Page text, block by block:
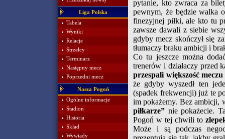
Liga Polska
Tabela
Wyniki
Relacje
Strzelcy
Terminarz
Następny mecz
Poprzedni mecz
Nasza Pogoń
Ogólne informacje
Stadion
Historia
Skład
Wywiady
pytanie, kto zwraca za
pewnym, że będzie walka
finezyjnej piłki, ale kto tu
zawsze dawali z siebie
gdyby mecz skończył się
tłumaczy braku ambicji i
Co tu jeszcze można
trenerów i działaczy przed
przespali większość meczu
że gdyby wyszedł ten
(spadek frekwencji) już te
im pokażemy. Bez
piłkarze” nie pokażecie.
Pogoń w tej chwili to
Może i są podczas